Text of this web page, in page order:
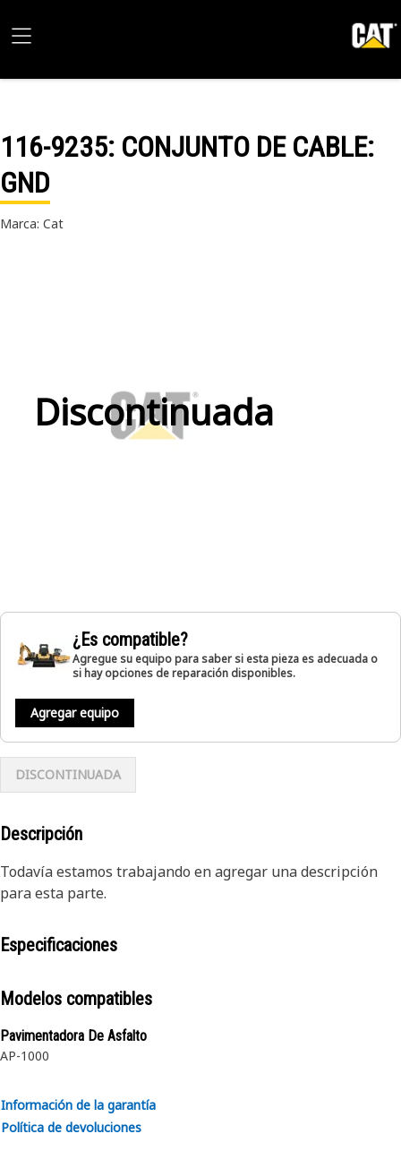
116-9235: CONJUNTO DE CABLE:
GND
Marca: Cat
Discontinuada
¿Es compatible?
Agregue su equipo para saber si esta pieza es adecuada o
si hay opciones de reparación disponibles.
Agregar equipo
DISCONTINUADA
Descripción
Todavía estamos trabajando en agregar una descripción
para esta parte.
Especificaciones
Modelos compatibles
Pavimentadora De Asfalto
AP-1000
Información de la garantía
Política de devoluciones